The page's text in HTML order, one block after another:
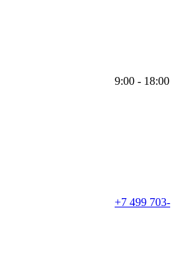
9:00 - 18:00
+7 499 703-